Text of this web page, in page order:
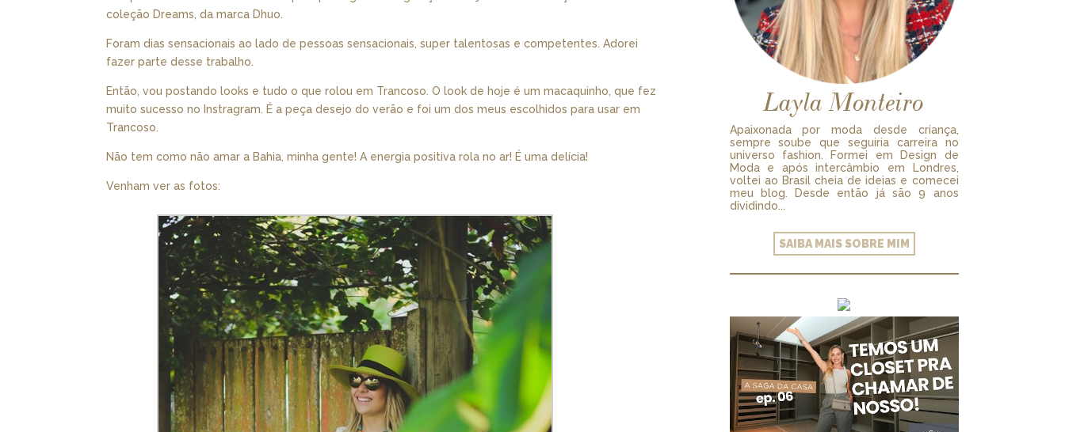
coleção Dreams, da marca Dhuo.
Foram dias sensacionais ao lado de pessoas sensacionais, super talentosas e competentes. Adorei
fazer parte desse trabalho.
Então, vou postando looks e tudo o que rolou em Trancoso. O look de hoje é um macaquinho, que fez
muito sucesso no Instragram. É a peça desejo do verão e foi um dos meus escolhidos para usar em
Trancoso.
Não tem como não amar a Bahia, minha gente! A energia positiva rola no ar! É uma delícia!
Venham ver as fotos:
Layla Monteiro
Apaixonada por moda desde criança,
sempre soube que seguiria carreira no
universo fashion. Formei em Design de
Moda e após intercâmbio em Londres,
voltei ao Brasil cheia de ideias e comecei
meu blog. Desde então já são 9 anos
dividindo...
SAIBA MAIS SOBRE MIM